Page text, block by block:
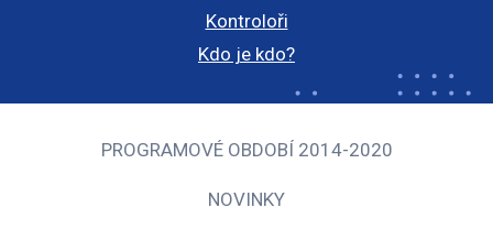
Kontroloři
Kdo je kdo?
PROGRAMOVÉ OBDOBÍ 2014-2020
NOVINKY